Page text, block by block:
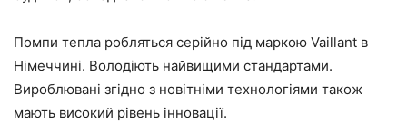
Помпи тепла робляться серійно під маркою Vaillant в
Німеччині. Володіють найвищими стандартами.
Вироблювані згідно з новітніми технологіями також
мають високий рівень інновації.